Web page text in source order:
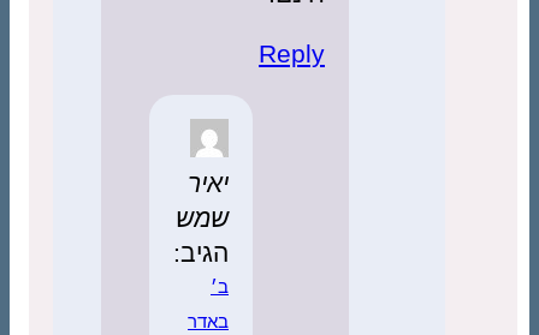
Reply
שמש
הגיב: